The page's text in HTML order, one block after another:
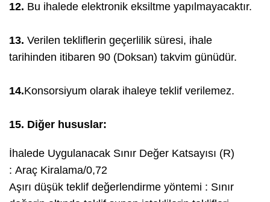
12. Bu ihalede elektronik eksiltme yapılmayacaktır.
13. Verilen tekliflerin geçerlilik süresi, ihale
tarihinden itibaren 90 (Doksan) takvim günüdür.
14.Konsorsiyum olarak ihaleye teklif verilemez.
15. Diğer hususlar:
İhalede Uygulanacak Sınır Değer Katsayısı (R)
: Araç Kiralama/0,72
Aşırı düşük teklif değerlendirme yöntemi : Sınır